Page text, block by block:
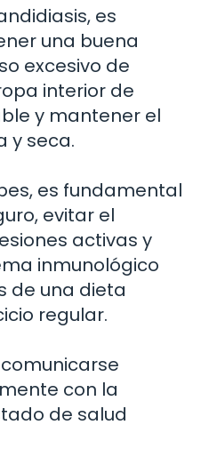
es
una buena
excesivo de
interior de
y mantener el
y seca.
es fundamental
evitar el
activas y
inmunológico
de una dieta
regular.
con la
de salud